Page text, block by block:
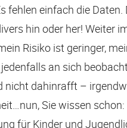
fehlen einfach die
hin oder her! Weiter
Risiko ist geringer,
an sich
nicht dahinrafft –
Sie wissen
für Kinder und